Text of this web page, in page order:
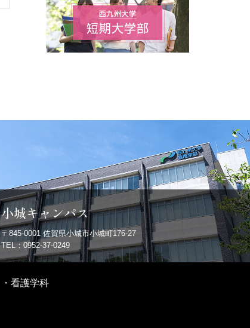
小城キャンパス
〒845-0001佐賀県小城市小城町176-27
TEL：0952-37-0249
・ 看護学科